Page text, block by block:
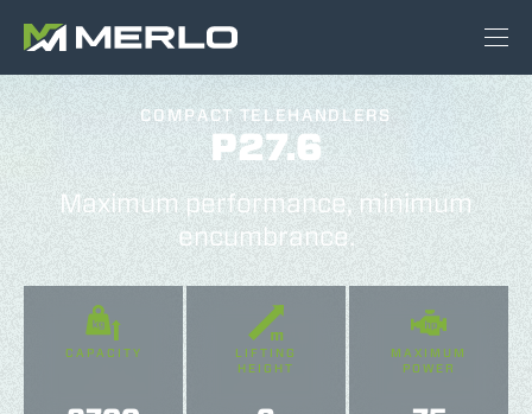
COMPACT TELEHANDLERS
P27.6
Maximum performance, minimum
encumbrance.
CAPACITY
LIFTING
HEIGHT
MAXIMUM
POWER